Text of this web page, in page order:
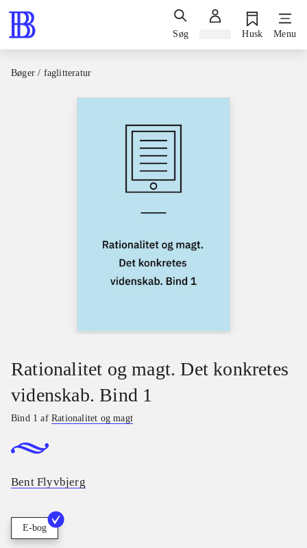
Søg Husk Menu
Bøger / faglitteratur
Rationalitet og magt. Det konkretes
videnskab. Bind 1
Bind 1 afRationalitet og magt
Bent Flyvbjerg
E-bog